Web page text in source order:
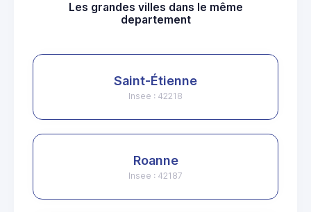
Les grandes villes dans le même
departement
Saint-Étienne
Insee : 42218
Roanne
Insee : 42187